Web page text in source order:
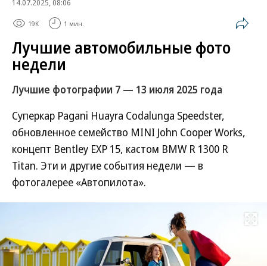
14.07.2025, 08:06
19K 1 мин.
Лучшие автомобильные фото
недели
Лучшие фотографии 7 — 13 июля 2025 года
Суперкар Pagani Huayra Codalunga Speedster,
обновленное семейство MINI John Cooper Works,
концепт Bentley EXP 15, кастом BMW R 1300 R
Titan. Эти и другие события недели — в
фотогалерее «Автопилота».
Развернуть